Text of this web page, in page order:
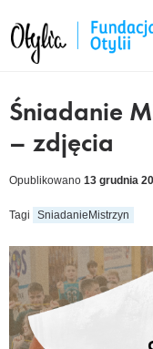
Śniadanie
– zdjęcia
Opublikowano 13 grudnia
Tagi SniadanieMistrzyn